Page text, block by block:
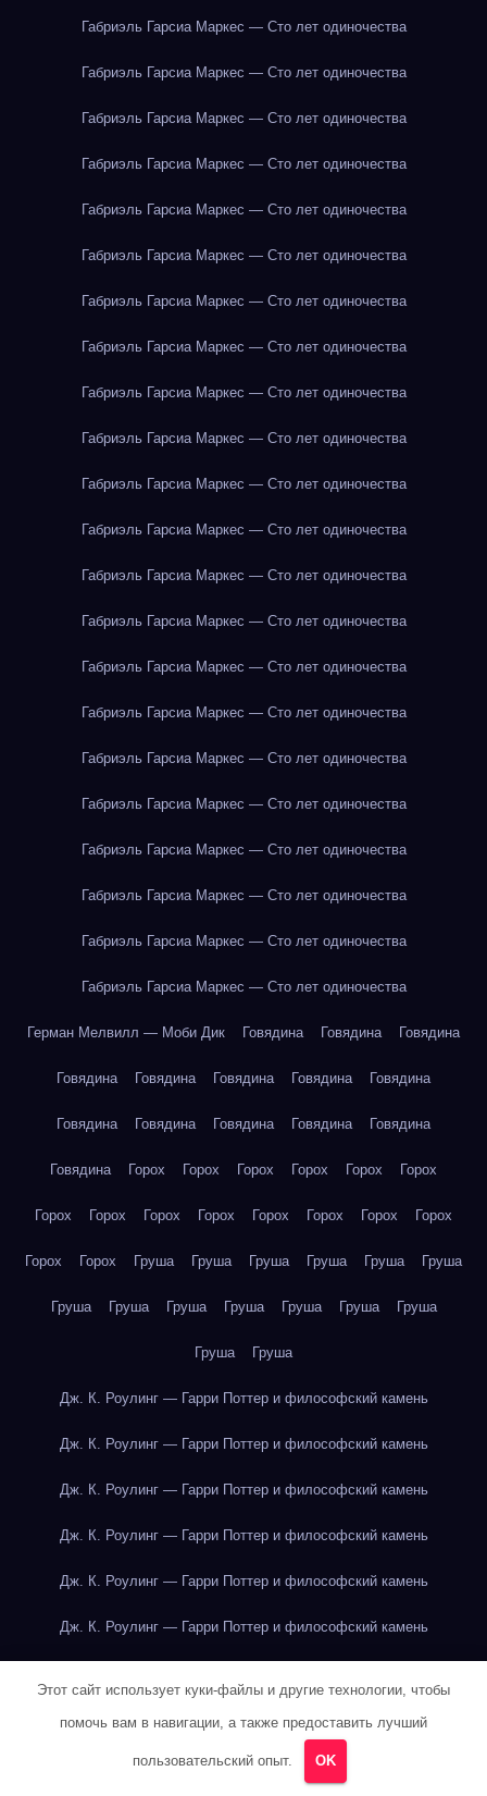
Габриэль Гарсиа Маркес — Сто лет одиночества
Габриэль Гарсиа Маркес — Сто лет одиночества
Габриэль Гарсиа Маркес — Сто лет одиночества
Габриэль Гарсиа Маркес — Сто лет одиночества
Габриэль Гарсиа Маркес — Сто лет одиночества
Габриэль Гарсиа Маркес — Сто лет одиночества
Габриэль Гарсиа Маркес — Сто лет одиночества
Габриэль Гарсиа Маркес — Сто лет одиночества
Габриэль Гарсиа Маркес — Сто лет одиночества
Габриэль Гарсиа Маркес — Сто лет одиночества
Габриэль Гарсиа Маркес — Сто лет одиночества
Габриэль Гарсиа Маркес — Сто лет одиночества
Габриэль Гарсиа Маркес — Сто лет одиночества
Габриэль Гарсиа Маркес — Сто лет одиночества
Габриэль Гарсиа Маркес — Сто лет одиночества
Габриэль Гарсиа Маркес — Сто лет одиночества
Габриэль Гарсиа Маркес — Сто лет одиночества
Габриэль Гарсиа Маркес — Сто лет одиночества
Габриэль Гарсиа Маркес — Сто лет одиночества
Габриэль Гарсиа Маркес — Сто лет одиночества
Габриэль Гарсиа Маркес — Сто лет одиночества
Габриэль Гарсиа Маркес — Сто лет одиночества
Герман Мелвилл — Моби Дик Говядина Говядина Говядина
Говядина Говядина Говядина Говядина Говядина
Говядина Говядина Говядина Говядина Говядина
Говядина Горох Горох Горох Горох Горох Горох
Горох Горох Горох Горох Горох Горох Горох Горох
Горох Горох Груша Груша Груша Груша Груша Груша
Груша Груша Груша Груша Груша Груша Груша
Груша Груша
Дж. К. Роулинг — Гарри Поттер и философский камень
Дж. К. Роулинг — Гарри Поттер и философский камень
Дж. К. Роулинг — Гарри Поттер и философский камень
Дж. К. Роулинг — Гарри Поттер и философский камень
Дж. К. Роулинг — Гарри Поттер и философский камень
Дж. К. Роулинг — Гарри Поттер и философский камень
Дж. К. Роулинг — Гарри Поттер и философский камень
Дж. К. Роулинг — Гарри Поттер и философский камень
Этот сайт использует куки-файлы и другие технологии, чтобы
помочь вам в навигации, а также предоставить лучший
пользовательский опыт. OK